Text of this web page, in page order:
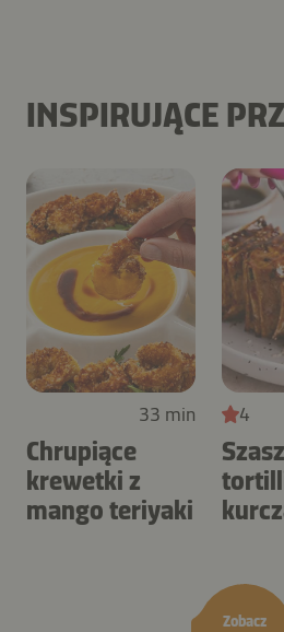
INSPIRUJĄCE
Zobacz
33 min
Chrupiące
krewetki z
mango teriyaki
4